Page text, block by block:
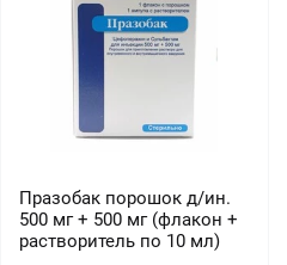
Празобак порошок д/ин.
500 мг + 500 мг (флакон +
растворитель по 10 мл)